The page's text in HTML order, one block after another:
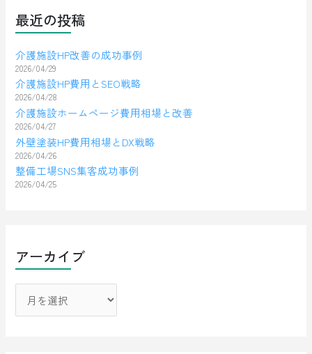
最近の投稿
介護施設HP改善の成功事例
2026/04/29
介護施設HP費用とSEO戦略
2026/04/28
介護施設ホームページ費用相場と改善
2026/04/27
外壁塗装HP費用相場とDX戦略
2026/04/26
整備工場SNS集客成功事例
2026/04/25
アーカイブ